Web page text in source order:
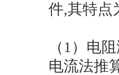
件,其特点
（1）电
电流法推